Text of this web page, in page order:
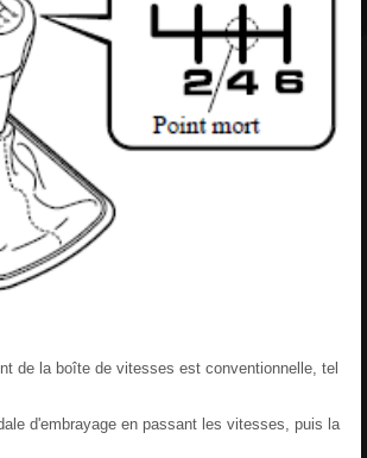
de la boîte de vitesses est conventionnelle, tel
d'embrayage en passant les vitesses, puis la